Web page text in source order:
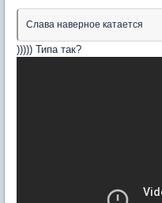
Слава наверное катается
))))) Типа так?